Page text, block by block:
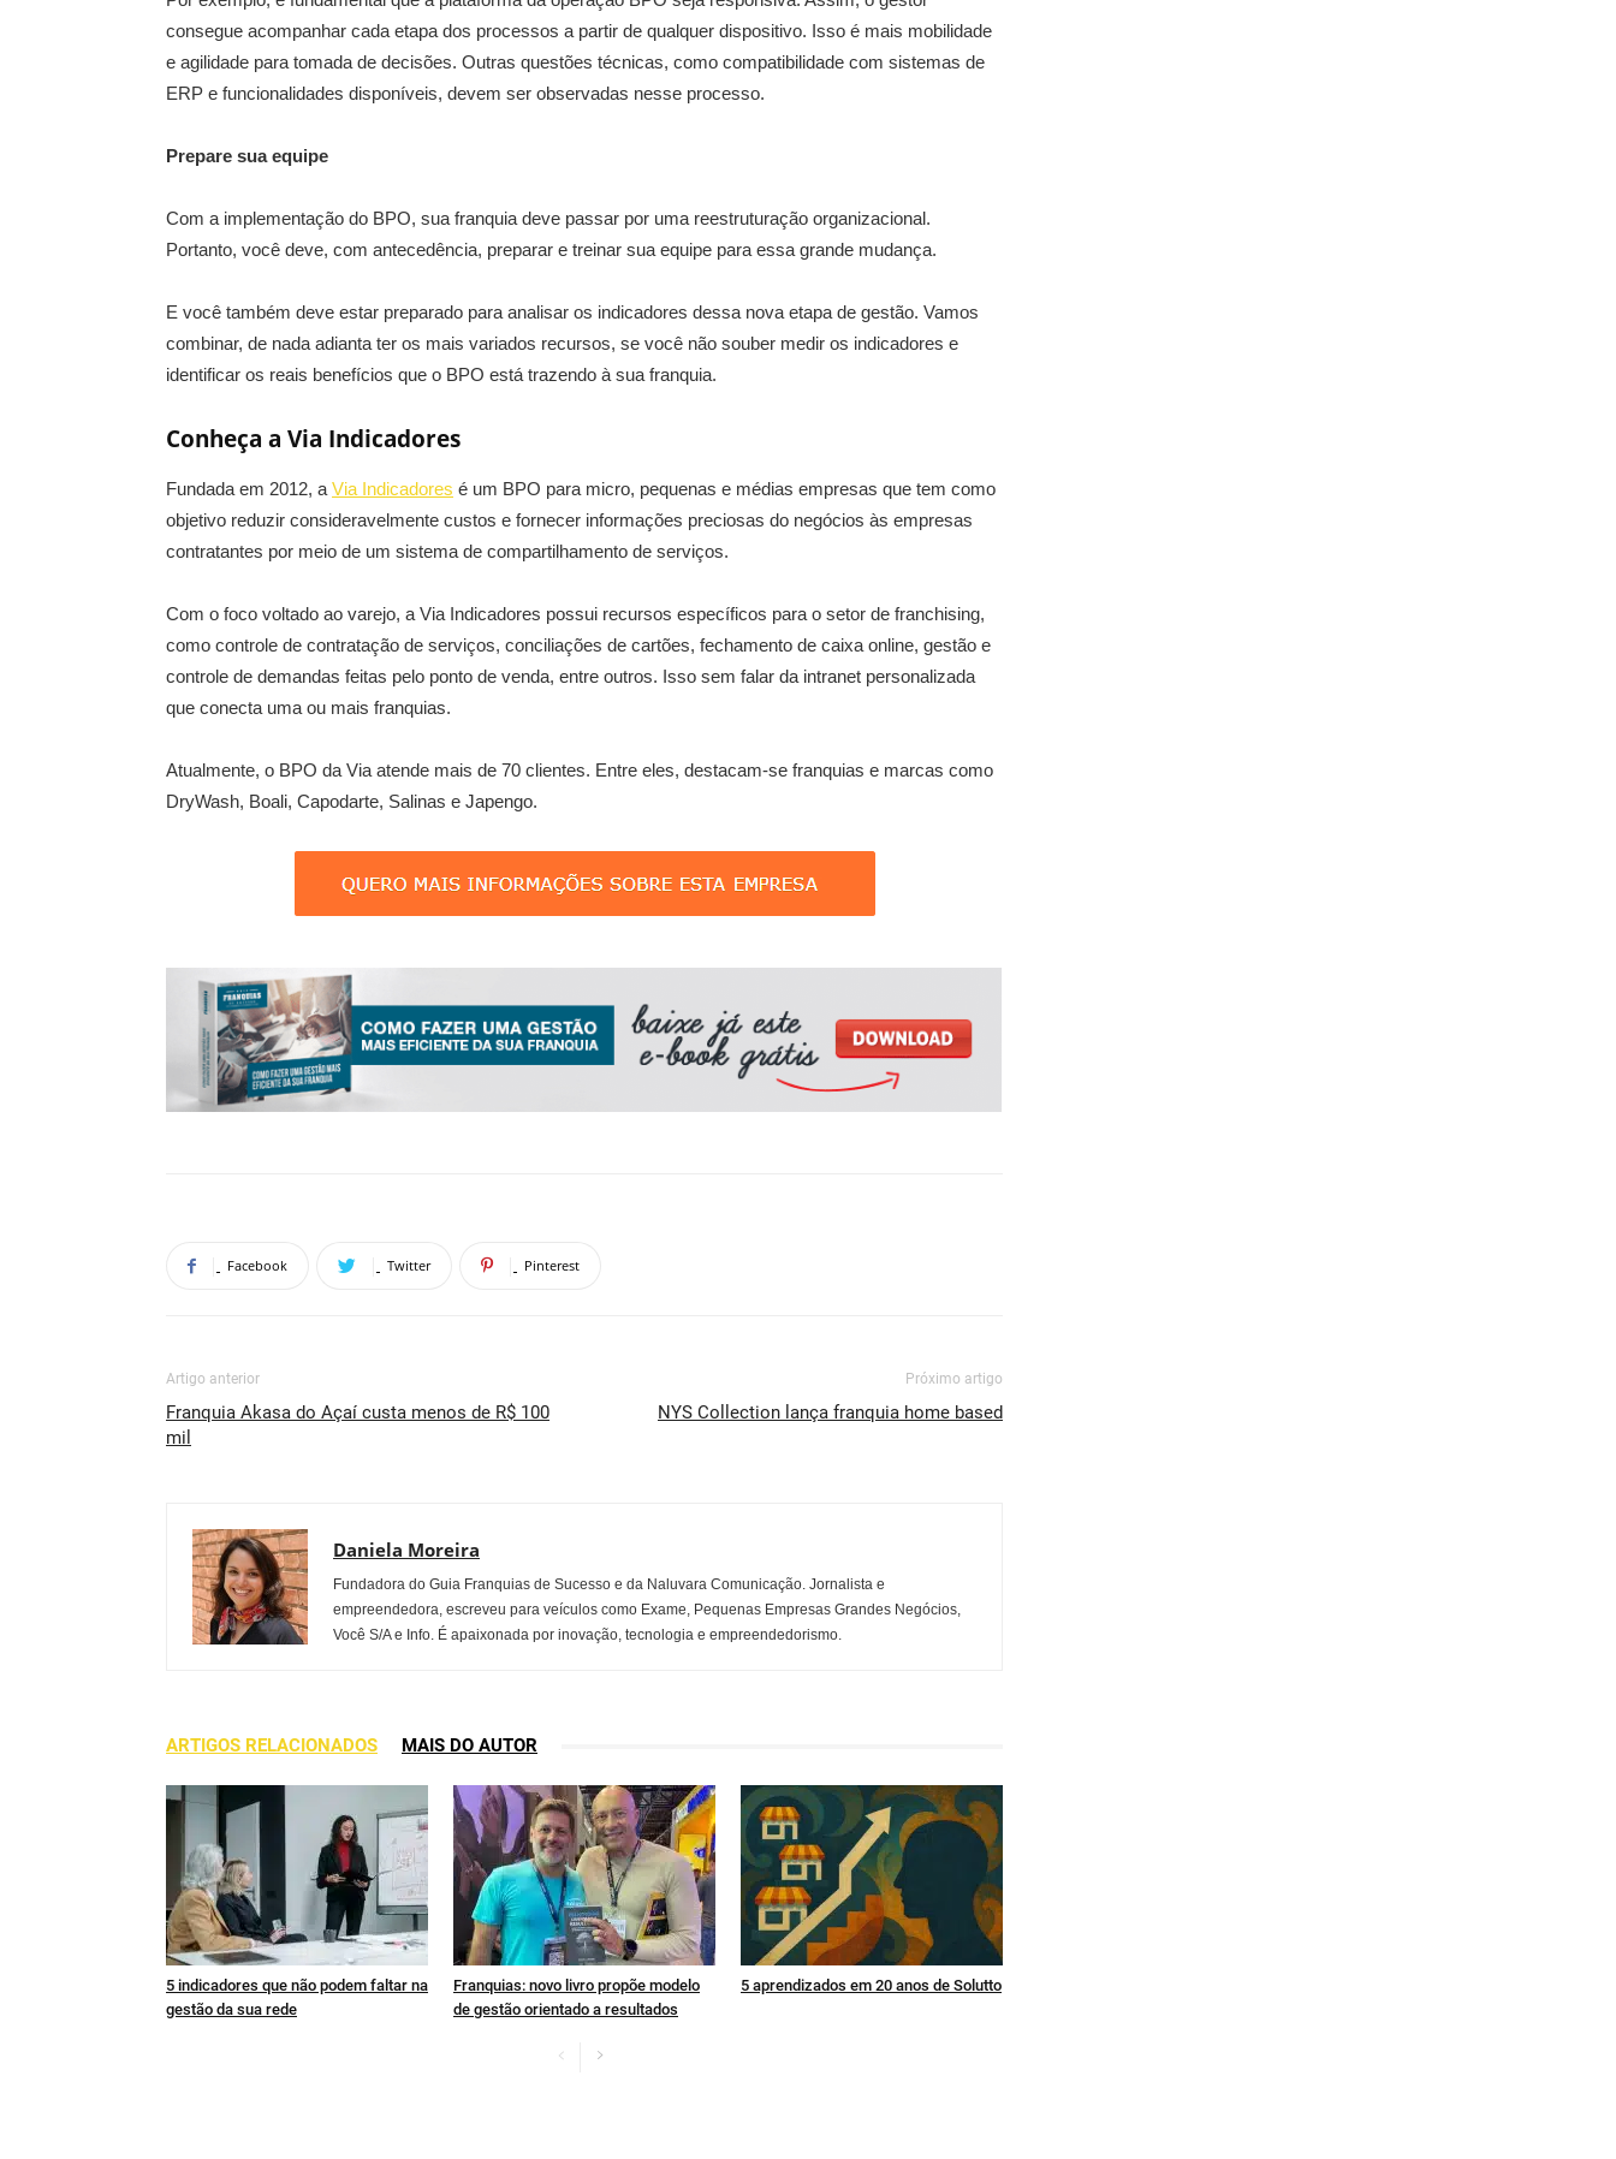
consegue acompanhar cada etapa dos processos a partir de qualquer dispositivo. Isso é mais mobilidade
e agilidade para tomada de decisões. Outras questões técnicas, como compatibilidade com sistemas de
ERP e funcionalidades disponíveis, devem ser observadas nesse processo.
Prepare sua equipe
Com a implementação do BPO, sua franquia deve passar por uma reestruturação organizacional.
Portanto, você deve, com antecedência, preparar e treinar sua equipe para essa grande mudança.
E você também deve estar preparado para analisar os indicadores dessa nova etapa de gestão. Vamos
combinar, de nada adianta ter os mais variados recursos, se você não souber medir os indicadores e
identificar os reais benefícios que o BPO está trazendo à sua franquia.
Conheça a Via Indicadores
Fundada em 2012, a Via Indicadores é um BPO para micro, pequenas e médias empresas que tem como
objetivo reduzir consideravelmente custos e fornecer informações preciosas do negócios às empresas
contratantes por meio de um sistema de compartilhamento de serviços.
Com o foco voltado ao varejo, a Via Indicadores possui recursos específicos para o setor de franchising,
como controle de contratação de serviços, conciliações de cartões, fechamento de caixa online, gestão e
controle de demandas feitas pelo ponto de venda, entre outros. Isso sem falar da intranet personalizada
que conecta uma ou mais franquias.
Atualmente, o BPO da Via atende mais de 70 clientes. Entre eles, destacam-se franquias e marcas como
DryWash, Boali, Capodarte, Salinas e Japengo.
Facebook Twitter Pinterest
Artigo anterior
Franquia Akasa do Açaí custa menos de R$ 100
mil
Próximo artigo
NYS Collection lança franquia home based
Daniela Moreira
Fundadora do Guia Franquias de Sucesso e da Naluvara Comunicação. Jornalista e
empreendedora, escreveu para veículos como Exame, Pequenas Empresas Grandes Negócios,
Você S/A e Info. É apaixonada por inovação, tecnologia e empreendedorismo.
ARTIGOS RELACIONADOS MAIS DO AUTOR
5 indicadores que não podem faltar na
gestão da sua rede
Franquias: novo livro propõe modelo
de gestão orientado a resultados
5 aprendizados em 20 anos de Solutto